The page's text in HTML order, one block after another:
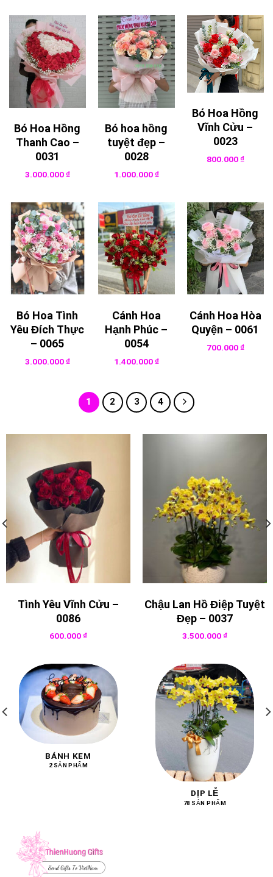
Bó Hoa Hồng
Thanh Cao –
0031
3.000.000₫
Bó hoa hồng
tuyệt đẹp –
0028
1.000.000₫
Bó Hoa Hồng
Vĩnh Cửu –
0023
800.000₫
Bó Hoa Tình
Yêu Đích Thực
– 0065
3.000.000₫
Cánh Hoa
Hạnh Phúc –
0054
1.400.000₫
Cánh Hoa Hòa
Quyện – 0061
700.000₫
1 2 3 4
Tình Yêu Vĩnh Cửu –
0086
600.000₫
Chậu Lan Hồ Điệp Tuyệt
Đẹp – 0037
3.500.000₫
BÁNH KEM
2 SẢN PHẨM
DỊP LỄ
78 SẢN PHẨM